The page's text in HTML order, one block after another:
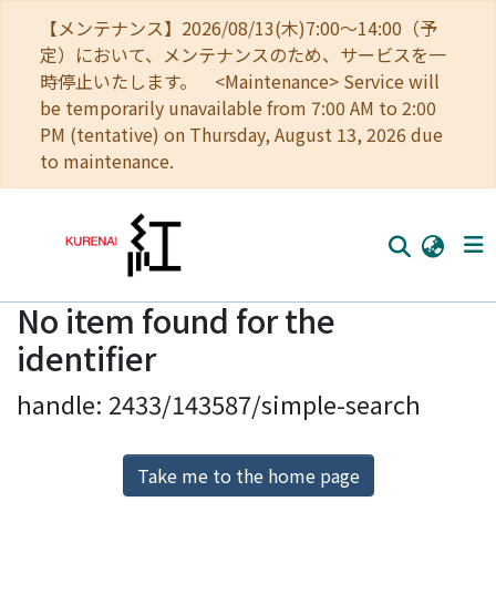
【メンテナンス】2026/08/13(木)7:00～14:00（予
定）において、メンテナンスのため、サービスを一
時停止いたします。 <Maintenance> Service will
be temporarily unavailable from 7:00 AM to 2:00
PM (tentative) on Thursday, August 13, 2026 due
to maintenance.
Home
Communities
Browse
Download Ranking
No item found for the
identifier
handle: 2433/143587/simple-search
Take me to the home page